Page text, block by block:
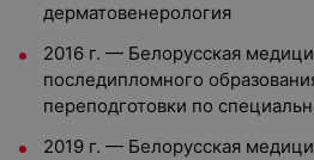
дерматовенерология
2016 г. — Белорусская
последипломного
переподготовки по
2019 г. — Белорусская